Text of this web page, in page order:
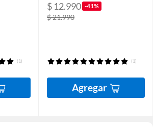
(1)
$ 12.990 -41%
$ 21.990
(1)
Agregar